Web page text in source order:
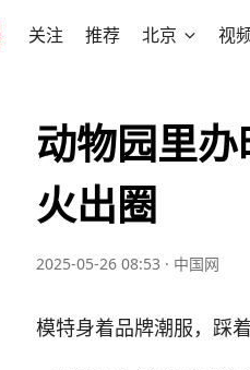
关注 推荐 北京 视
动物园里
火出圈
2025-05-26 08:53 · 中国网
模特身着品牌潮服，踩